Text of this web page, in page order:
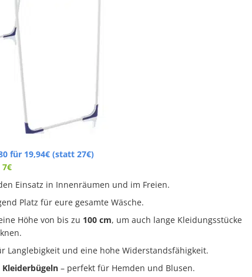
für 19,94€ (statt 27€)
7€
Einsatz in Innenräumen und im Freien.
Platz für eure gesamte Wäsche.
Höhe von bis zu 100 cm, um auch lange Kleidungsstücke
Langlebigkeit und eine hohe Widerstandsfähigkeit.
– perfekt für Hemden und Blusen.